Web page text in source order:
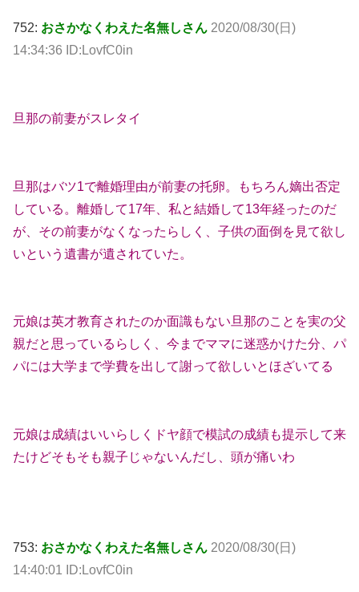
752: おさかなくわえた名無しさん 2020/08/30(日)
14:34:36 ID:LovfC0in
旦那の前妻がスレタイ
旦那はバツ1で離婚理由が前妻の托卵。もちろん嫡出否定
している。離婚して17年、私と結婚して13年経ったのだ
が、その前妻がなくなったらしく、子供の面倒を見て欲し
いという遺書が遺されていた。
元娘は英才教育されたのか面識もない旦那のことを実の父
親だと思っているらしく、今までママに迷惑かけた分、パ
パには大学まで学費を出して謝って欲しいとほざいてる
元娘は成績はいいらしくドヤ顔で模試の成績も提示して来
たけどそもそも親子じゃないんだし、頭が痛いわ
753: おさかなくわえた名無しさん 2020/08/30(日)
14:40:01 ID:LovfC0in